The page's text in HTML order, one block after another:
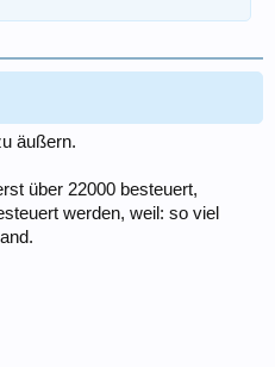
äußern.
über 22000 besteuert,
werden, weil: so viel